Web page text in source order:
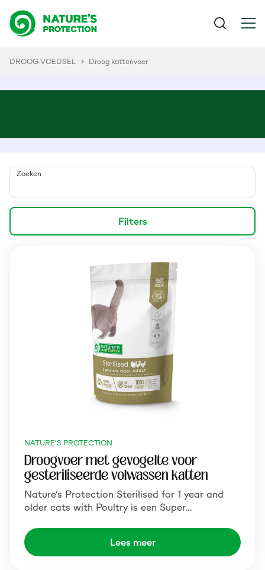
DROOG VOEDSEL Droog kattenvoer
Zoeken
Filters
NATURE'S PROTECTION
Droogvoer met gevogelte voor
gesteriliseerde volwassen katten
Nature’s Protection Sterilised for 1 year and
older cats with Poultry is een Super…
Lees meer